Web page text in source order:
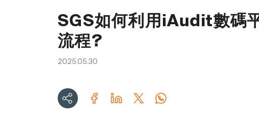
SGS如何利用iAudit數碼
流程?
2025.05.30